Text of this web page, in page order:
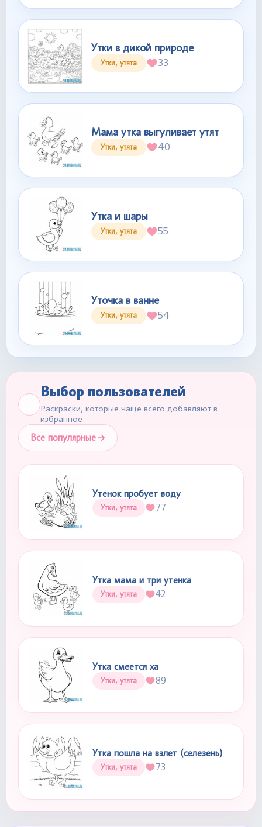
Утки в дикой природе
Утки, утята 33
Мама утка выгуливает утят
Утки, утята 40
Утка и шары
Утки, утята 55
Уточка в ванне
Утки, утята 54
Выбор пользователей
Раскраски, которые чаще всего добавляют в
избранное
Все популярные
Утенок пробует воду
Утки, утята 77
Утка мама и три утенка
Утки, утята 42
Утка смеется ха
Утки, утята 89
Утка пошла на взлет (селезень)
Утки, утята 73